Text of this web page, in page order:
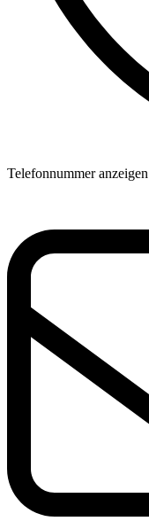
Telefonnummer anzeigen